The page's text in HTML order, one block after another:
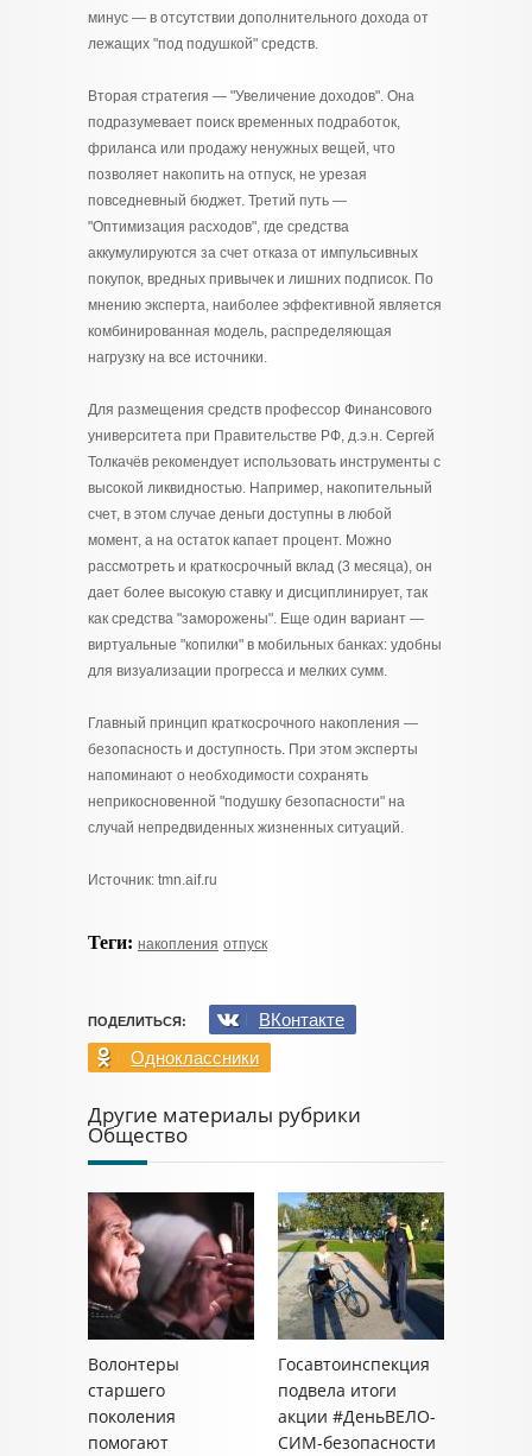
минус — в отсутствии дополнительного дохода от
лежащих "под подушкой" средств.
Вторая стратегия — "Увеличение доходов". Она
подразумевает поиск временных подработок,
фриланса или продажу ненужных вещей, что
позволяет накопить на отпуск, не урезая
повседневный бюджет. Третий путь —
"Оптимизация расходов", где средства
аккумулируются за счет отказа от импульсивных
покупок, вредных привычек и лишних подписок. По
мнению эксперта, наиболее эффективной является
комбинированная модель, распределяющая
нагрузку на все источники.
Для размещения средств профессор Финансового
университета при Правительстве РФ, д.э.н. Сергей
Толкачёв рекомендует использовать инструменты с
высокой ликвидностью. Например, накопительный
счет, в этом случае деньги доступны в любой
момент, а на остаток капает процент. Можно
рассмотреть и краткосрочный вклад (3 месяца), он
дает более высокую ставку и дисциплинирует, так
как средства "заморожены". Еще один вариант —
виртуальные "копилки" в мобильных банках: удобны
для визуализации прогресса и мелких сумм.
Главный принцип краткосрочного накопления —
безопасность и доступность. При этом эксперты
напоминают о необходимости сохранять
неприкосновенной "подушку безопасности" на
случай непредвиденных жизненных ситуаций.
Источник: tmn.aif.ru
Теги: накопления отпуск
ПОДЕЛИТЬСЯ:
ВКонтакте
Одноклассники
Другие материалы рубрики
Общество
Волонтеры
старшего
поколения
помогают
Госавтоинспекция
подвела итоги
акции #ДеньВЕЛО-
СИМ-безопасности